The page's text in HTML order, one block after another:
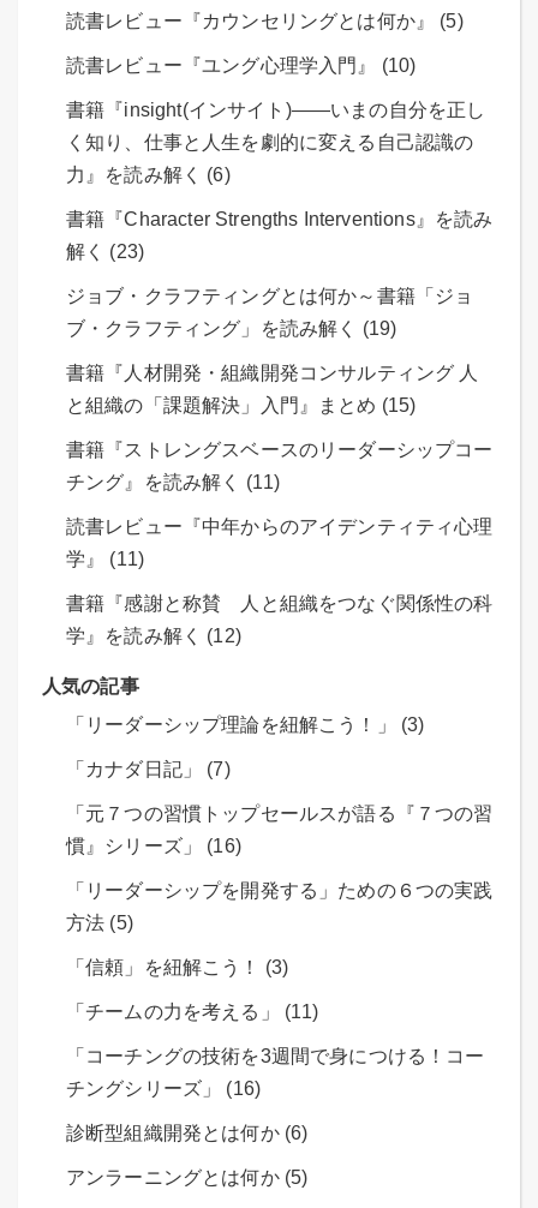
読書レビュー『カウンセリングとは何か』 (5)
読書レビュー『ユング心理学入門』 (10)
書籍『insight(インサイト)――いまの自分を正し
く知り、仕事と人生を劇的に変える自己認識の
力』を読み解く (6)
書籍『Character Strengths Interventions』を読み
解く (23)
ジョブ・クラフティングとは何か～書籍「ジョ
ブ・クラフティング」を読み解く (19)
書籍『人材開発・組織開発コンサルティング 人
と組織の「課題解決」入門』まとめ (15)
書籍『ストレングスベースのリーダーシップコー
チング』を読み解く (11)
読書レビュー『中年からのアイデンティティ心理
学』 (11)
書籍『感謝と称賛 人と組織をつなぐ関係性の科
学』を読み解く (12)
人気の記事
「リーダーシップ理論を紐解こう！」 (3)
「カナダ日記」 (7)
「元７つの習慣トップセールスが語る『７つの習
慣』シリーズ」 (16)
「リーダーシップを開発する」ための６つの実践
方法 (5)
「信頼」を紐解こう！ (3)
「チームの力を考える」 (11)
「コーチングの技術を3週間で身につける！コー
チングシリーズ」 (16)
診断型組織開発とは何か (6)
アンラーニングとは何か (5)